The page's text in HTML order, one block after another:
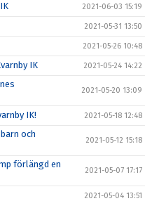
2021-06-03 15:19
2021-05-31 13:50
2021-05-26 10:48
IK 2021-05-24 14:22
2021-05-20 13:09
IK! 2021-05-18 12:48
och
2021-05-12 15:18
förlängd en
2021-05-07 17:17
2021-05-04 13:51